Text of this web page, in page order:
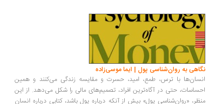
به روان‌شناسی پول | ایما موسی‌زاده
با ترس، طمع، امید، حسرت و مقایسه زندگی می‌کنند و همین
حتی در آگاه‌ترین افراد، تصمیم‌های مالی را شکل می‌دهد. از این
«روان‌شناسی پول» بیش از آنکه درباره پول باشد، کتابی درباره انسان